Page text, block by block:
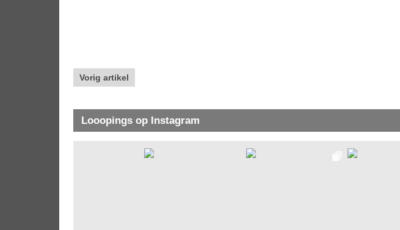
Vorig artikel
Looopings op Instagram